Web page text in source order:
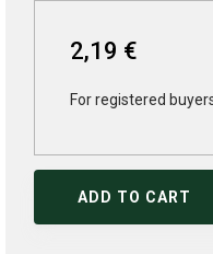
2,19 €
For registered
ADD TO CART